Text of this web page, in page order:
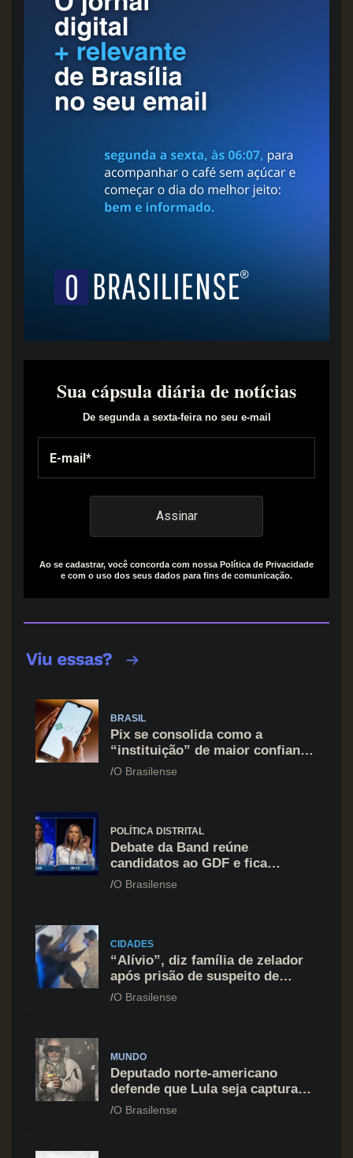
Sua cápsula diária de notícias
De segunda a sexta-feira no seu e-mail
Ao se cadastrar, você concorda com nossa Política de Privacidade
e com o uso dos seus dados para fins de comunicação.
BRASIL
Pix se consolida como a
“instituição” de maior confiança
do brasileiro, supera Igreja e
O Brasilense
POLÍTICA DISTRITAL
Debate da Band reúne
candidatos ao GDF e fica
marcado por ofensiva contra
O Brasilense
CIDADES
“Alívio”, diz família de zelador
após prisão de suspeito de
agressão na Asa Norte
O Brasilense
MUNDO
Deputado norte-americano
defende que Lula seja capturado
assim como Nicolás Maduro
O Brasilense